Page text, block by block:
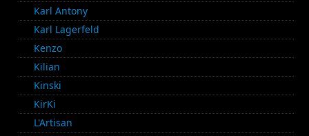
Karl Antony
Karl Lagerfeld
Kenzo
Kilian
Kinski
KirKi
L'Artisan